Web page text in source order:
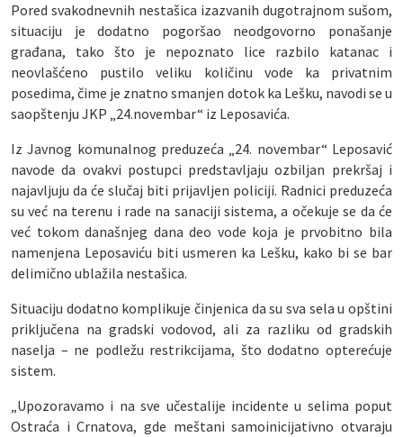
Pored svakodnevnih nestašica izazvanih dugotrajnom sušom,
situaciju je dodatno pogoršao neodgovorno ponašanje
građana, tako što je nepoznato lice razbilo katanac i
neovlašćeno pustilo veliku količinu vode ka privatnim
posedima, čime je znatno smanjen dotok ka Lešku, navodi se u
saopštenju JKP „24.novembar“ iz Leposavića.
Iz Javnog komunalnog preduzeća „24. novembar“ Leposavić
navode da ovakvi postupci predstavljaju ozbiljan prekršaj i
najavljuju da će slučaj biti prijavljen policiji. Radnici preduzeća
su već na terenu i rade na sanaciji sistema, a očekuje se da će
već tokom današnjeg dana deo vode koja je prvobitno bila
namenjena Leposaviću biti usmeren ka Lešku, kako bi se bar
delimično ublažila nestašica.
Situaciju dodatno komplikuje činjenica da su sva sela u opštini
priključena na gradski vodovod, ali za razliku od gradskih
naselja – ne podležu restrikcijama, što dodatno opterećuje
sistem.
„Upozoravamo i na sve učestalije incidente u selima poput
Ostraća i Crnatova, gde meštani samoinicijativno otvaraju